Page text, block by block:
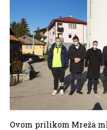
Ovom prilikom Mreža